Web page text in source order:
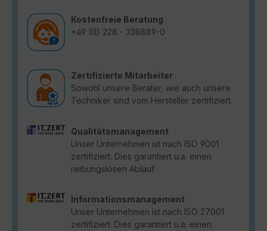
Kostenfreie Beratung
+49 (0) 228 - 338889-0
Zertifizierte Mitarbeiter
Sowohl unsere Berater, wie auch unsere
Techniker sind vom Hersteller zertifiziert.
Qualitätsmanagement
Unser Unternehmen ist nach ISO 9001
zertifiziert. Dies garantiert u.a. einen
reibungslosen Ablauf.
Informationsmanagement
Unser Unternehmen ist nach ISO 27001
zertifiziert. Dies garantiert u.a. einen